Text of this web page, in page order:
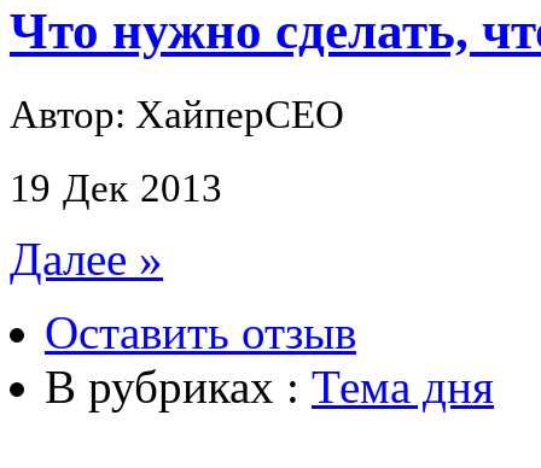
Что нужно сделать,
Автор: ХайперСЕО
19 Дек 2013
Далее »
Оставить отзыв
В рубриках : Тема дня